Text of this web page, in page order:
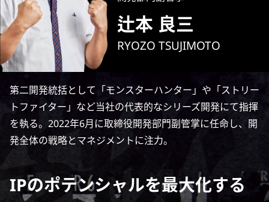
辻本 良三
RYOZO TSUJIMOTO
第二開発統括として「モンスターハンター」や「ストリー
トファイター」など当社の代表的なシリーズ開発にて指揮
を執る。2022年6月に取締役開発部門副管掌に任命し、開
発全体の戦略とマネジメントに注力。
IPのポテンシャルを最大化する